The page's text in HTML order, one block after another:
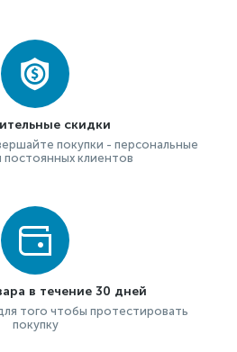
скидки
покупки - персональные
постоянных клиентов
в течение 30 дней
того чтобы протестировать
покупку